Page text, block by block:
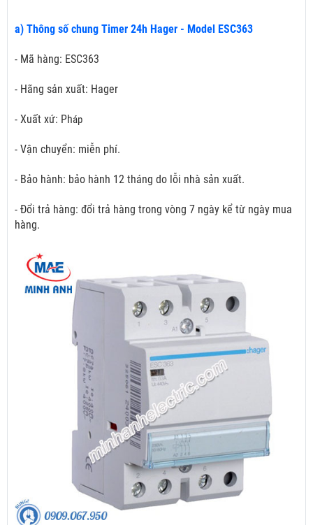
a) Thông số chung Timer 24h Hager - Model ESC363
- Mã hàng: ESC363
- Hãng sản xuất: Hager
- Xuất xứ: Pháp
- Vận chuyển: miễn phí.
- Bảo hành: bảo hành 12 tháng do lỗi nhà sản xuất.
- Đổi trả hàng: đổi trả hàng trong vòng 7 ngày kể từ ngày mua
hàng.